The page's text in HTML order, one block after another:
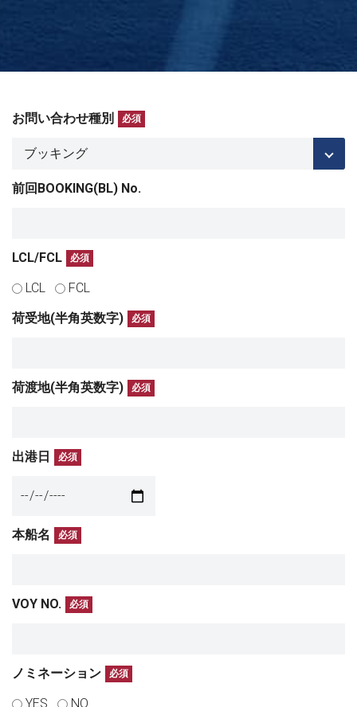
お問い合わせ種別 必須
前回BOOKING(BL) No.
LCL/FCL 必須
LCL
FCL
荷受地(半角英数字)
必須
荷渡地(半角英数字) 必須
出港日 必須
本船名 必須
VOY NO. 必須
ノミネーション 必須
YES
NO